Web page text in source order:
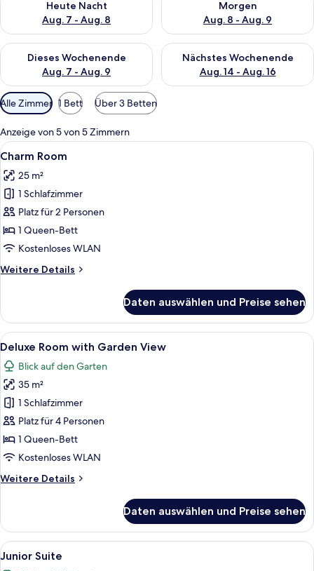
Heute Nacht
Aug. 7 - Aug. 8
Morgen
Aug. 8 - Aug. 9
Dieses Wochenende
Aug. 7 - Aug. 9
Überprüfe die Verfügbarkeit für dieses Wochenende, Aug. 7
Nächstes Wochenende
Aug. 14 - Aug. 16
Überprüfe die Verfügbarkeit
Verfügbare
Filter
für
Zimmer
Alle Zimmer 1 Bett Über 3 Betten
Anzeige von 5 von 5 Zimmern
Alle
Fotos
für
Charm
Room
anzeigen
Ein Hotelzimmer mit Bett, Nachttisch,
22
Charm Room
25 m²
1 Schlafzimmer
Platz für 2 Personen
1 Queen-Bett
Kostenloses WLAN
Weitere Details
Weitere
Room
Daten auswählen und Preise sehen
Alle
Fotos
für
Deluxe
Room
with
Garden
View
Ein ordentlich eingerichtetes
7
Deluxe Room with Garden View
Blick auf den Garten
35 m²
1 Schlafzimmer
Platz für 4 Personen
1 Queen-Bett
Kostenloses WLAN
Weitere Details
Weitere
Room
with
Garden
Daten auswählen und Preise sehen
Alle
Fotos
Ein Hotelzimmer mit einem großen
16
Junior Suite